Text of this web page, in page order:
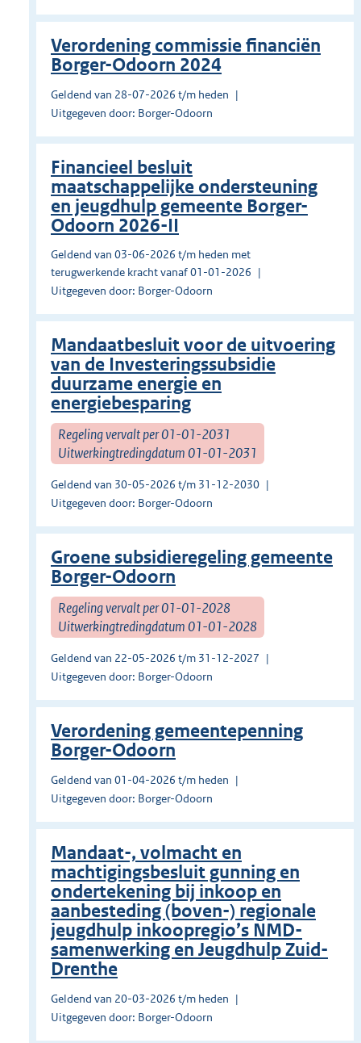
Verordening commissie financiën
Borger-Odoorn 2024
Geldend van 28-07-2026 t/m heden
Uitgegeven door: Borger-Odoorn
Financieel besluit
maatschappelijke ondersteuning
en jeugdhulp gemeente Borger-
Odoorn 2026-II
Geldend van 03-06-2026 t/m heden met
terugwerkende kracht vanaf 01-01-2026
Uitgegeven door: Borger-Odoorn
Mandaatbesluit voor de uitvoering
van de Investeringssubsidie
duurzame energie en
energiebesparing
Regeling vervalt per 01-01-2031
Uitwerkingtredingdatum 01-01-2031
Geldend van 30-05-2026 t/m 31-12-2030
Uitgegeven door: Borger-Odoorn
Groene subsidieregeling gemeente
Borger-Odoorn
Regeling vervalt per 01-01-2028
Uitwerkingtredingdatum 01-01-2028
Geldend van 22-05-2026 t/m 31-12-2027
Uitgegeven door: Borger-Odoorn
Verordening gemeentepenning
Borger-Odoorn
Geldend van 01-04-2026 t/m heden
Uitgegeven door: Borger-Odoorn
Mandaat-, volmacht en
machtigingsbesluit gunning en
ondertekening bij inkoop en
aanbesteding (boven-) regionale
jeugdhulp inkoopregio’s NMD-
samenwerking en Jeugdhulp Zuid-
Drenthe
Geldend van 20-03-2026 t/m heden
Uitgegeven door: Borger-Odoorn